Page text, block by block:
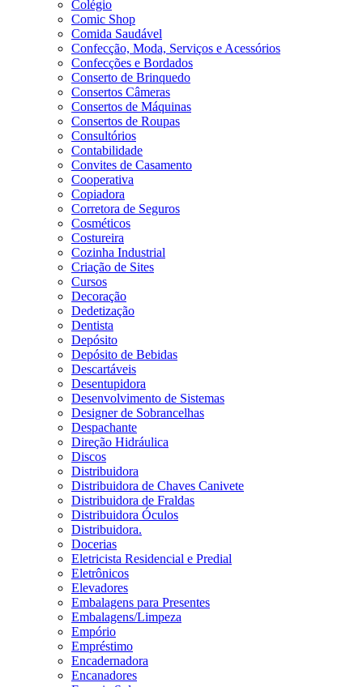
Colégio
Comic Shop
Comida Saudável
Confecção, Moda, Serviços e Acessórios
Confecções e Bordados
Conserto de Brinquedo
Consertos Câmeras
Consertos de Máquinas
Consertos de Roupas
Consultórios
Contabilidade
Convites de Casamento
Cooperativa
Copiadora
Corretora de Seguros
Cosméticos
Costureira
Cozinha Industrial
Criação de Sites
Cursos
Decoração
Dedetização
Dentista
Depósito
Depósito de Bebidas
Descartáveis
Desentupidora
Desenvolvimento de Sistemas
Designer de Sobrancelhas
Despachante
Direção Hidráulica
Discos
Distribuidora
Distribuidora de Chaves Canivete
Distribuidora de Fraldas
Distribuidora Óculos
Distribuidora.
Docerias
Eletricista Residencial e Predial
Eletrônicos
Elevadores
Embalagens para Presentes
Embalagens/Limpeza
Empório
Empréstimo
Encadernadora
Encanadores